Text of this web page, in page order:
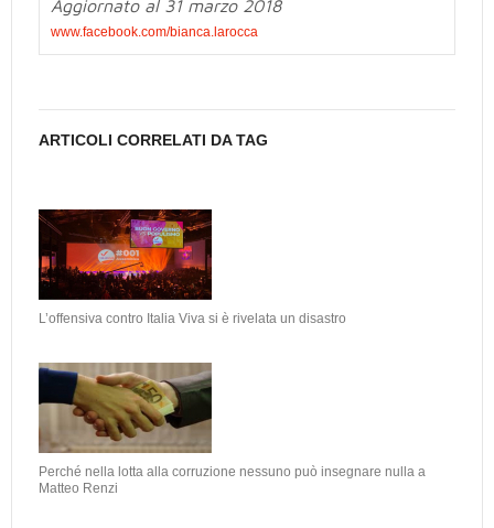
Aggiornato al 31 marzo 2018
www.facebook.com/bianca.larocca
ARTICOLI CORRELATI DA TAG
L’offensiva contro Italia Viva si è rivelata un disastro
Perché nella lotta alla corruzione nessuno può insegnare nulla a
Matteo Renzi